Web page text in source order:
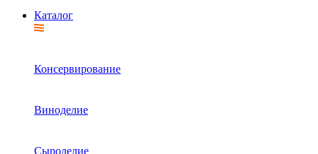
Каталог
Консервирование
Виноделие
Сыроделие